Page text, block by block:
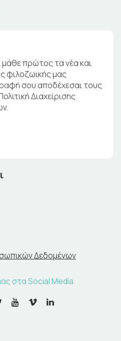
πρώτος τα νέα και
φιλοζωικής μας
σου αποδέχεσαι τους
Διαχείρισης
Δεδομένων
στα Social Media